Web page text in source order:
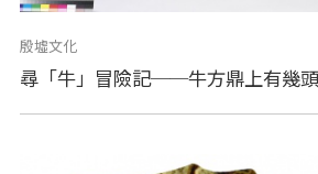
殷墟文化
尋「牛」冒險記──牛方鼎上有幾